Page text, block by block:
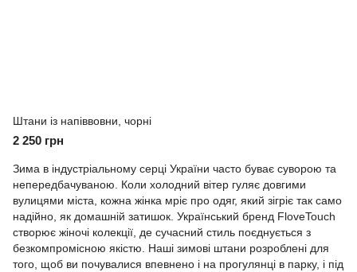
Штани із напіввовни, чорні
2 250 грн
Зима в індустріальному серці України часто буває суворою та
непередбачуваною. Коли холодний вітер гуляє довгими
вулицями міста, кожна жінка мріє про одяг, який зігріє так само
надійно, як домашній затишок. Український бренд FloveTouch
створює жіночі колекції, де сучасний стиль поєднується з
безкомпромісною якістю. Наші зимові штани розроблені для
того, щоб ви почувалися впевнено і на прогулянці в парку, і під